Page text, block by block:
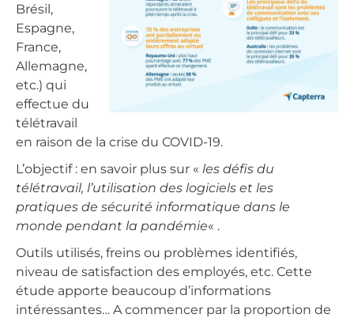
Brésil,
Espagne,
France,
Allemagne,
etc.) qui
effectue du
télétravail
en raison de la crise du COVID-19.
L’objectif : en savoir plus sur « les défis du
télétravail, l’utilisation des logiciels et les
pratiques de sécurité informatique dans le
monde pendant la pandémie« .
Outils utilisés, freins ou problèmes identifiés,
niveau de satisfaction des employés, etc. Cette
étude apporte beaucoup d’informations
intéressantes… A commencer par la proportion de